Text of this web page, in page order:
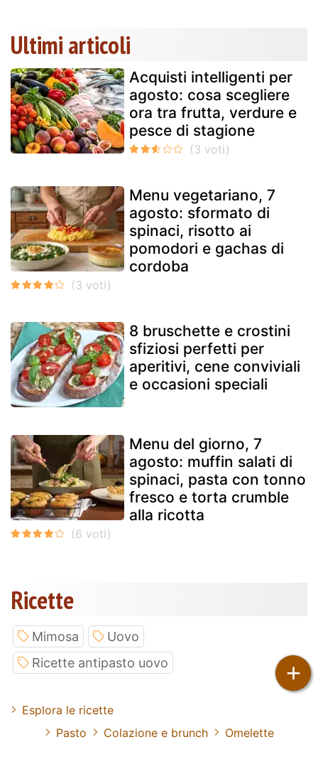
+
Ultimi articoli
Acquisti intelligenti per
agosto: cosa scegliere
ora tra frutta, verdure e
pesce di stagione
Menu vegetariano, 7
agosto: sformato di
spinaci, risotto ai
pomodori e gachas di
cordoba
8 bruschette e crostini
sfiziosi perfetti per
aperitivi, cene conviviali
e occasioni speciali
Menu del giorno, 7
agosto: muffin salati di
spinaci, pasta con tonno
fresco e torta crumble
alla ricotta
Ricette
Mimosa
Uovo
Ricette antipasto uovo
Esplora le ricette
Pasto
Colazione e brunch Omelette